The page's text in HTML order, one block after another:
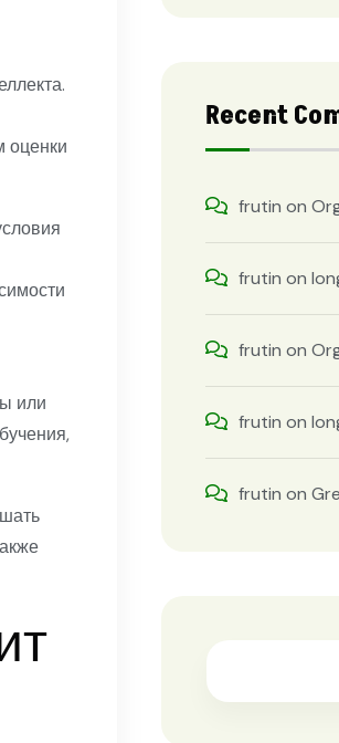
оценки
или
Recent
frutin on
frutin on
frutin on
frutin on
frutin on